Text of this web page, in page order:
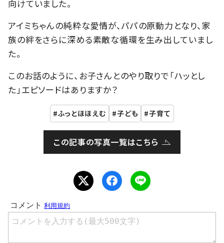
向けていました。
アイミちゃんの純粋な愛情が、パパの原動力となり、家
族の絆をさらに深める素敵な循環を生み出していまし
た。
このお話のように、お子さんとのやり取りで「ハッとし
た」エピソードはありますか？
ふっとほほえむ 子ども 子育て
この記事の写真一覧はこちら